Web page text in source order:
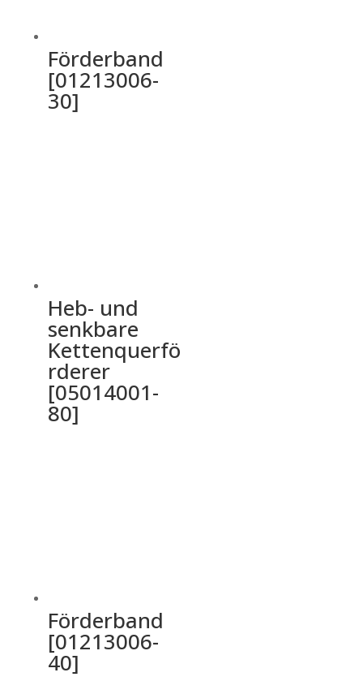
Förderband
[01213006-
30]
Heb- und
senkbare
Kettenquerfö
rderer
[05014001-
80]
Förderband
[01213006-
40]